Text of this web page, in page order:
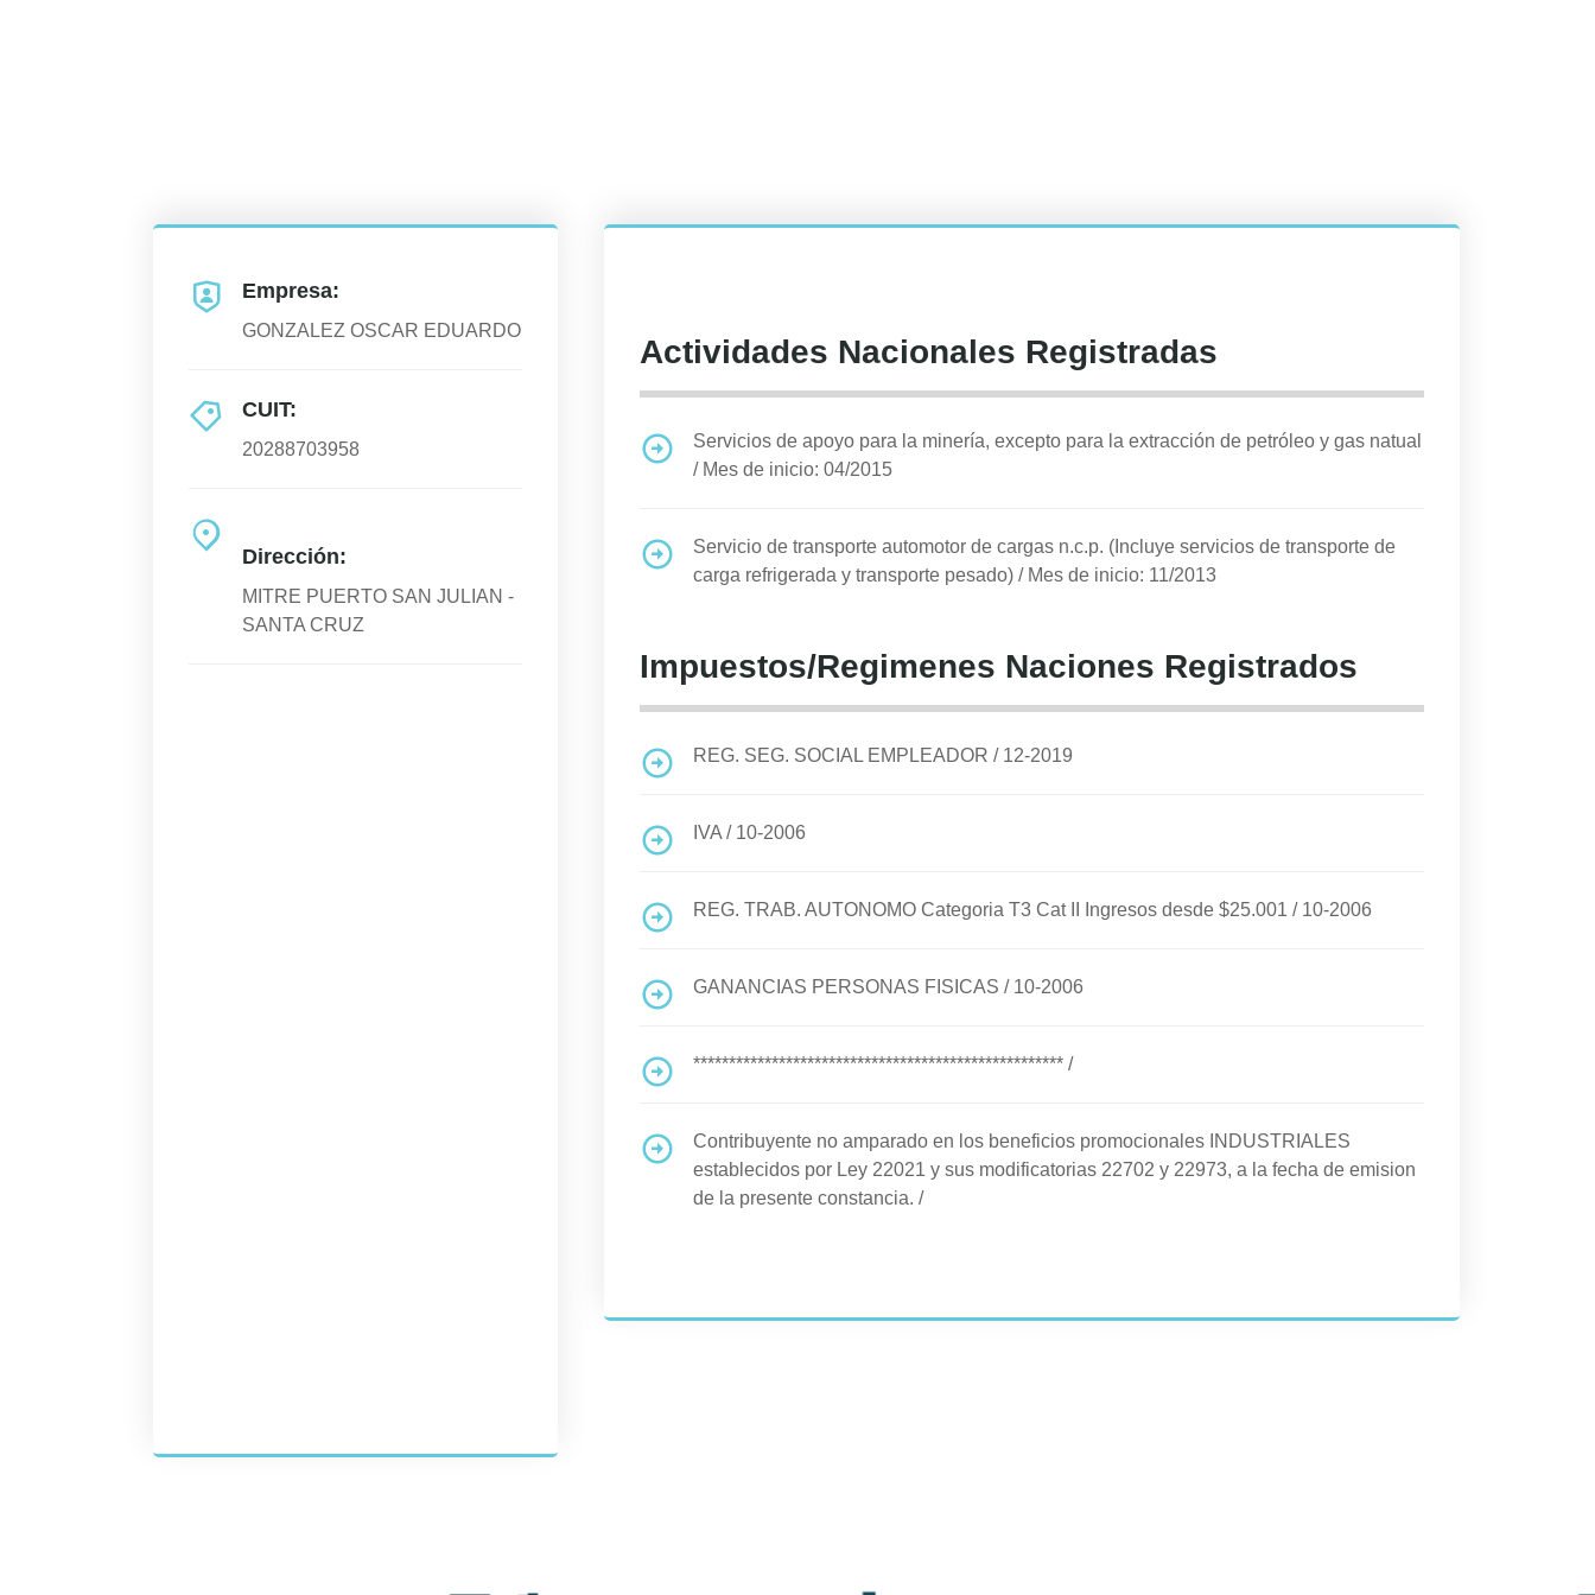
Empresa:
GONZALEZ OSCAR EDUARDO
CUIT:
20288703958
Dirección:
MITRE PUERTO SAN JULIAN -
SANTA CRUZ
Actividades Nacionales Registradas
Servicios de apoyo para la minería, excepto para la extracción de petróleo y gas natual
/ Mes de inicio: 04/2015
Servicio de transporte automotor de cargas n.c.p. (Incluye servicios de transporte de
carga refrigerada y transporte pesado) / Mes de inicio: 11/2013
Impuestos/Regimenes Naciones Registrados
REG. SEG. SOCIAL EMPLEADOR / 12-2019
IVA / 10-2006
REG. TRAB. AUTONOMO Categoria T3 Cat II Ingresos desde $25.001 / 10-2006
GANANCIAS PERSONAS FISICAS / 10-2006
**************************************************** /
Contribuyente no amparado en los beneficios promocionales INDUSTRIALES
establecidos por Ley 22021 y sus modificatorias 22702 y 22973, a la fecha de emision
de la presente constancia. /